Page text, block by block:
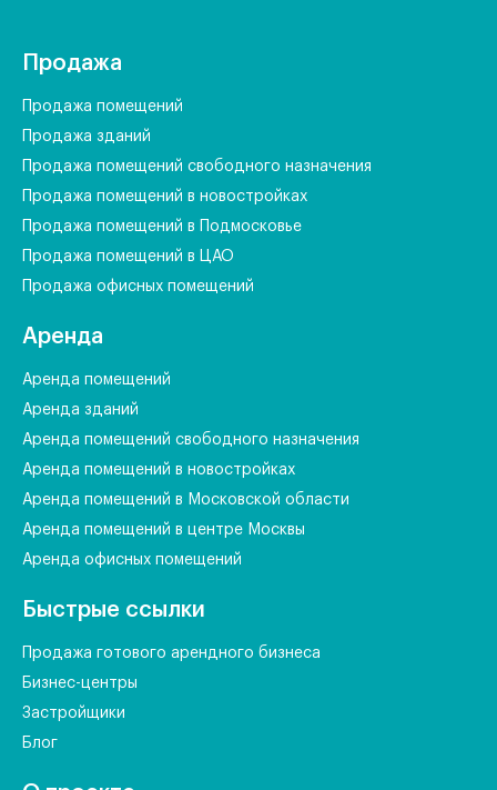
Продажа
Продажа помещений
Продажа зданий
Продажа помещений свободного назначения
Продажа помещений в новостройках
Продажа помещений в Подмосковье
Продажа помещений в ЦАО
Продажа офисных помещений
Аренда
Аренда помещений
Аренда зданий
Аренда помещений свободного назначения
Аренда помещений в новостройках
Аренда помещений в Московской области
Аренда помещений в центре Москвы
Аренда офисных помещений
Быстрые ссылки
Продажа готового арендного бизнеса
Бизнес-центры
Застройщики
Блог